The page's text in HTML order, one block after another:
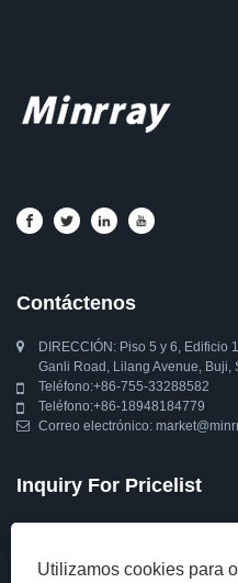
Contáctenos
DIRECCIÓN: Piso 5 y 6, Edificio
Ganli Road, Lilang Avenue, Buji,
Teléfono:+86-755-33288582
Teléfono:+86-18948184779
Correo electrónico:
Inquiry For Pricelist
Para consultas sobre nuestra
automático, cámara web o lista de
nos pondremos en contacto dentro
Utilizamos cookies para